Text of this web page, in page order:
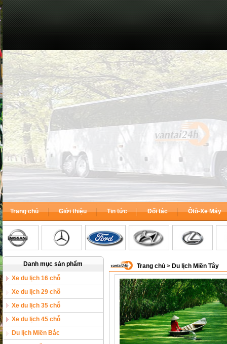
Trang chủ Giới thiệu Tin tức Đối tác Ôtô-Xe Máy
Danh mục sản phẩm
Xe du lịch 16 chỗ
Xe du lịch 29 chỗ
Xe du lịch 35 chỗ
Xe du lịch 45 chỗ
Du lịch Miền Bắc
Trang chủ > Du lịch Miền Tây